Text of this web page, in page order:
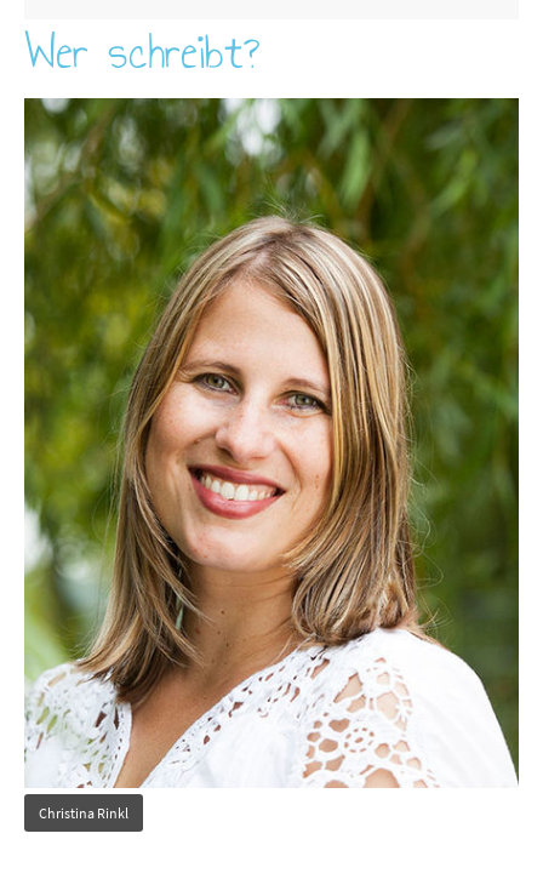
Wer schreibt?
Christina Rinkl